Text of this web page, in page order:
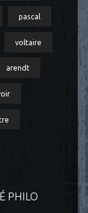
pascal
voltaire
arendt
PHILO